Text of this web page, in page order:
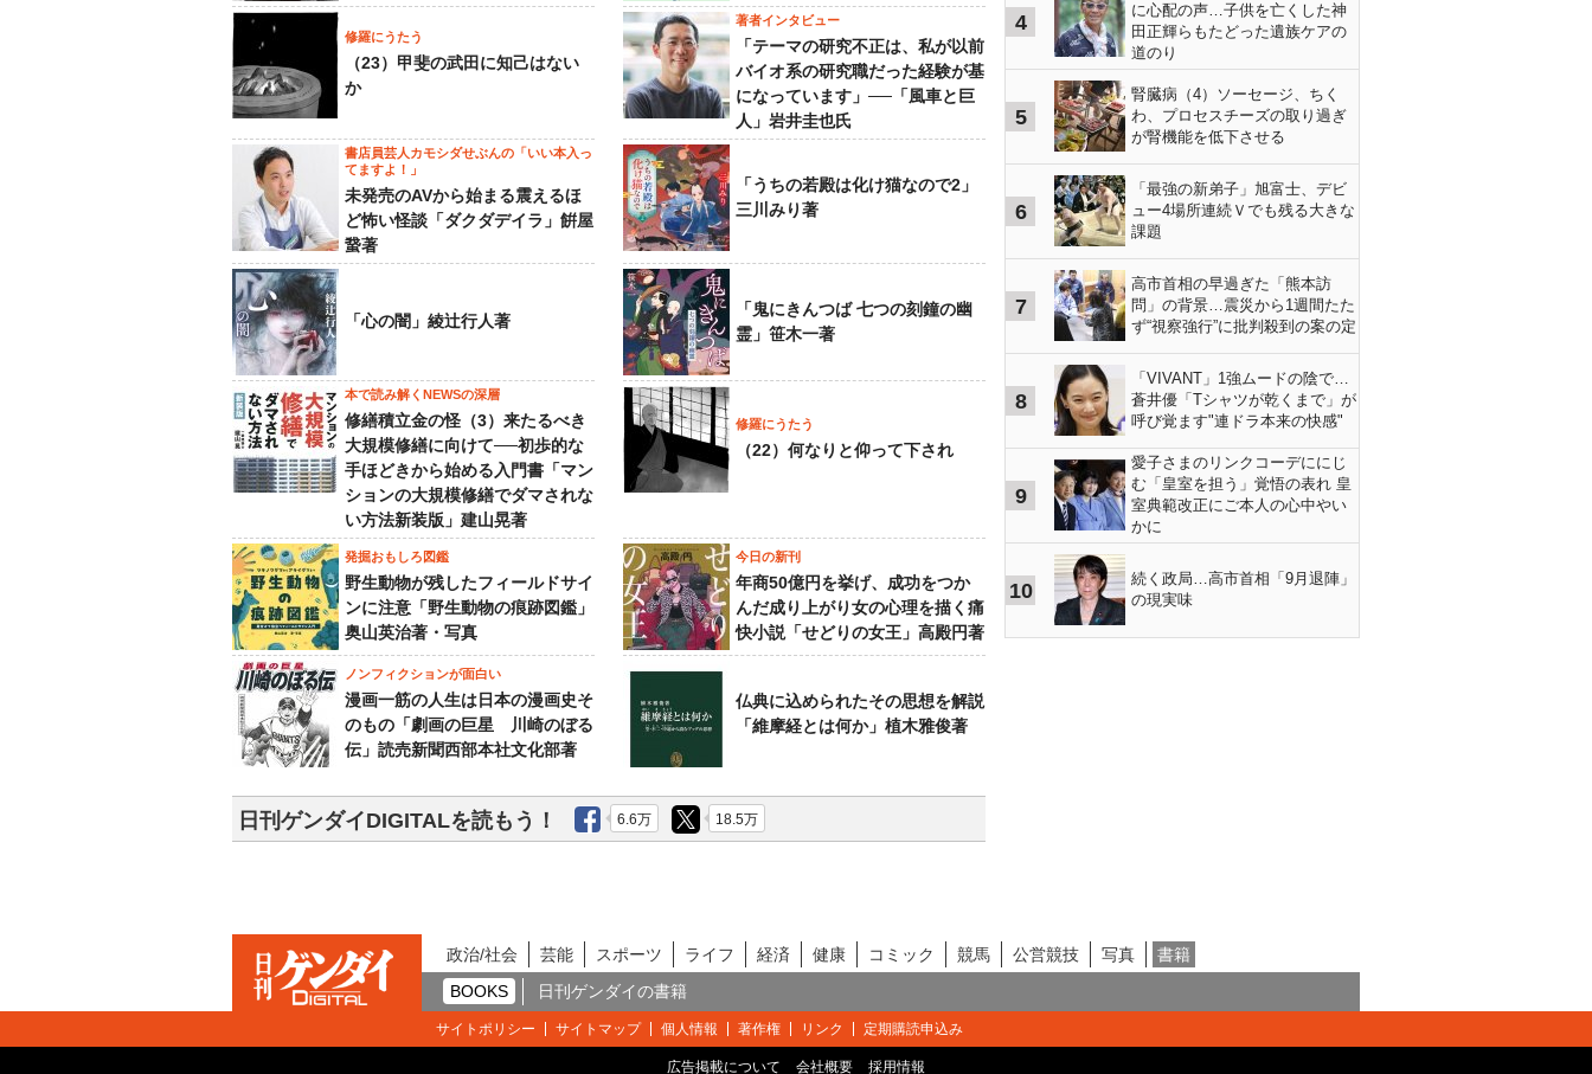
修羅にうたう
（23）甲斐の武田に知己はない
か
著者インタビュー
「テーマの研究不正は、私が以前
バイオ系の研究職だった経験が基
になっています」──「風車と巨
人」岩井圭也氏
書店員芸人カモシダせぶんの「いい本入っ
てますよ！」
未発売のAVから始まる震えるほ
ど怖い怪談「ダクダデイラ」餠屋
䖸著
「うちの若殿は化け猫なので2」
三川みり著
「心の闇」綾辻行人著
「鬼にきんつば 七つの刻鐘の幽
霊」笹木一著
本で読み解くNEWSの深層
修繕積立金の怪（3）来たるべき
大規模修繕に向けて──初歩的な
手ほどきから始める入門書「マン
ションの大規模修繕でダマされな
い方法新装版」建山晃著
修羅にうたう
（22）何なりと仰って下され
発掘おもしろ図鑑
野生動物が残したフィールドサイ
ンに注意「野生動物の痕跡図鑑」
奥山英治著・写真
今日の新刊
年商50億円を挙げ、成功をつか
んだ成り上がり女の心理を描く痛
快小説「せどりの女王」高殿円著
ノンフィクションが面白い
漫画一筋の人生は日本の漫画史そ
のもの「劇画の巨星 川崎のぼる
伝」読売新聞西部本社文化部著
仏典に込められたその思想を解説
「維摩経とは何か」植木雅俊著
日刊ゲンダイDIGITALを読もう！ 6.6万 18.5万
4
に心配の声…子供を亡くした神
田正輝らもたどった遺族ケアの
道のり
5
腎臓病（4）ソーセージ、ちく
わ、プロセスチーズの取り過ぎ
が腎機能を低下させる
6
「最強の新弟子」旭富士、デビ
ュー4場所連続Ｖでも残る大きな
課題
7
高市首相の早過ぎた「熊本訪
問」の背景…震災から1週間たた
ず“視察強行”に批判殺到の案の定
8
「VIVANT」1強ムードの陰で…
蒼井優「Tシャツが乾くまで」が
呼び覚ます"連ドラ本来の快感"
9
愛子さまのリンクコーデににじ
む「皇室を担う」覚悟の表れ 皇
室典範改正にご本人の心中やい
かに
10
続く政局…高市首相「9月退陣」
の現実味
政治/社会 芸能 スポーツ ライフ 経済 健康 コミック 競馬 公営競技 写真
書籍
BOOKS
日刊ゲンダイの書籍
サイトポリシー サイトマップ 個人情報 著作権 リンク 定期購読申込み
広告掲載について 会社概要 採用情報